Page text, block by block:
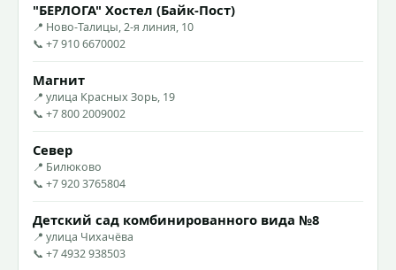
"БЕРЛОГА" Хостел (Байк-Пост)
📍 Ново-Талицы, 2-я линия, 10
📞 +7 910 6670002
Магнит
📍 улица Красных Зорь, 19
📞 +7 800 2009002
Север
📍 Билюково
📞 +7 920 3765804
Детский сад комбинированного вида №8
📍 улица Чихачёва
📞 +7 4932 938503